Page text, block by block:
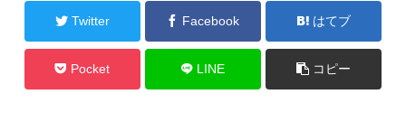
Twitter Facebook はてブ
Pocket LINE コピー